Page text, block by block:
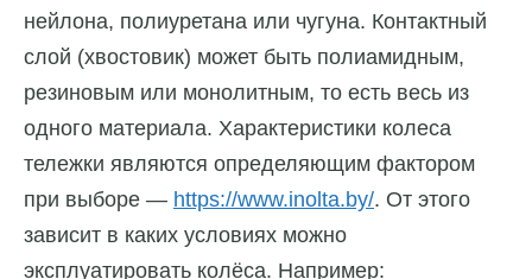
нейлона, полиуретана или чугуна. Контактный
слой (хвостовик) может быть полиамидным,
резиновым или монолитным, то есть весь из
одного материала. Характеристики колеса
тележки являются определяющим фактором
при выборе — https://www.inolta.by/. От этого
зависит в каких условиях можно
эксплуатировать колёса. Например: